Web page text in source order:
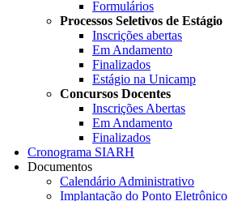
Formulários
Processos Seletivos de Estágio
Inscrições abertas
Em Andamento
Finalizados
Estágio na Unicamp
Concursos Docentes
Inscrições Abertas
Em Andamento
Finalizados
Cronograma SIARH
Documentos
Calendário Administrativo
Implantação do Ponto Eletrônico